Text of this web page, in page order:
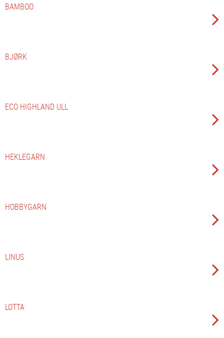
BAMBOO
BJØRK
ECO HIGHLAND ULL
HEKLEGARN
HOBBYGARN
LINUS
LOTTA